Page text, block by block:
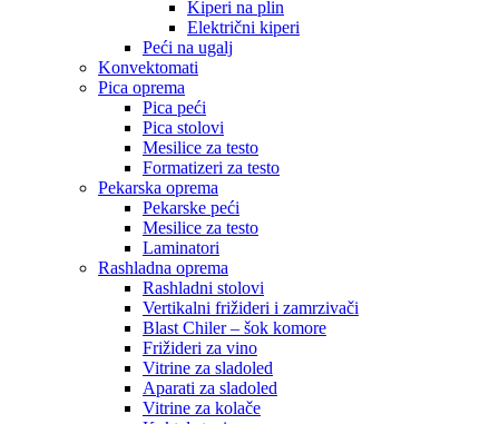
Kiperi na plin
Električni kiperi
Peći na ugalj
Konvektomati
Pica oprema
Pica peći
Pica stolovi
Mesilice za testo
Formatizeri za testo
Pekarska oprema
Pekarske peći
Mesilice za testo
Laminatori
Rashladna oprema
Rashladni stolovi
Vertikalni frižideri i zamrzivači
Blast Chiler – šok komore
Frižideri za vino
Vitrine za sladoled
Aparati za sladoled
Vitrine za kolače